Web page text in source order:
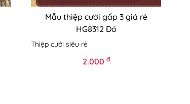
Mẫu thiệp cưới gấp 3 giá rẻ
HG8312 Đỏ
Thiệp cưới siêu rẻ
2.000 đ